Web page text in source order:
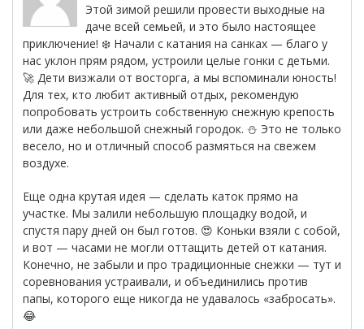
Этой зимой решили провести выходные на
даче всей семьей, и это было настоящее
приключение! ❄️ Начали с катания на санках — благо у
нас уклон прям рядом, устроили целые гонки с детьми.
🚀 Дети визжали от восторга, а мы вспоминали юность!
Для тех, кто любит активный отдых, рекомендую
попробовать устроить собственную снежную крепость
или даже небольшой снежный городок. ⛄️ Это не только
весело, но и отличный способ размяться на свежем
воздухе.
Еще одна крутая идея — сделать каток прямо на
участке. Мы залили небольшую площадку водой, и
спустя пару дней он был готов. 😍 Коньки взяли с собой,
и вот — часами не могли оттащить детей от катания.
Конечно, не забыли и про традиционные снежки — тут и
соревнования устраивали, и объединились против
папы, которого еще никогда не удавалось «забросать».
😂